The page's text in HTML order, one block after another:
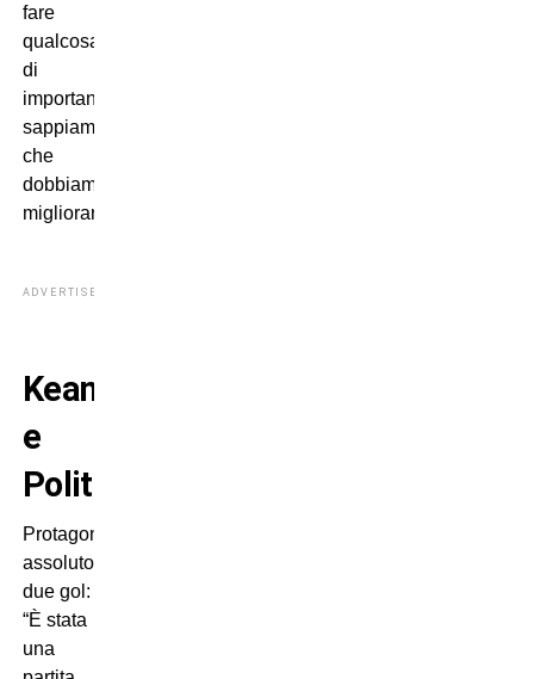
fare
qualcosa
di
importante
sappiamo
che
dobbiamo
migliorare”.
ADVERTISEMENT
Kean
e
Politano
Protagonista
assoluto
due gol:
“È stata
una